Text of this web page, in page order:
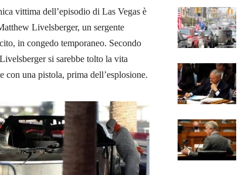
vittima dell’episodio di Las Vegas è
Livelsberger, un sergente
in congedo temporaneo. Secondo
si sarebbe tolto la vita
con una pistola, prima dell’esplosione.